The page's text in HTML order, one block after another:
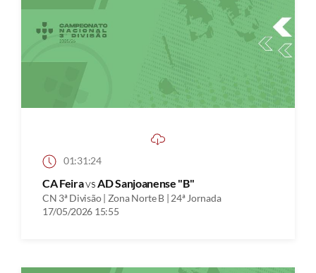
01:31:24
CA FeiravsAD Sanjoanense "B"
CN 3ª Divisão | Zona Norte B | 24ª Jornada
17/05/2026 15:55